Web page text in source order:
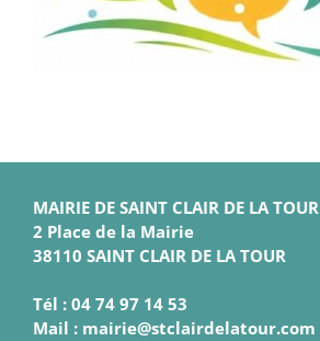
MAIRIE DE SAINT CLAIR DE LA TOUR
2 Place de la Mairie
38110 SAINT CLAIR DE LA TOUR
Tél : 04 74 97 14 53
Mail : mairie@stclairdelatour.com